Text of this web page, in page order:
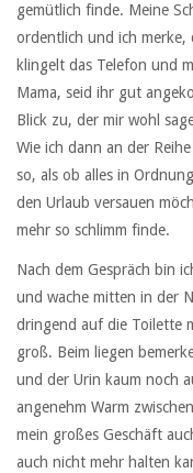
gemütlich finde. Meine
ordentlich und ich merke,
klingelt das Telefon und
Mama, seid ihr gut
Blick zu, der mir wohl
Wie ich dann an der
so, als ob alles in
den Urlaub versauen
mehr so schlimm finde.
Nach dem Gespräch bin
und wache mitten in der
dringend auf die Toilette
groß. Beim liegen
und der Urin kaum noch
angenehm Warm
mein großes Geschäft
auch nicht mehr halten